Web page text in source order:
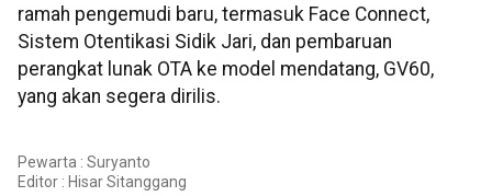
ramah pengemudi baru, termasuk Face Connect,
Sistem Otentikasi Sidik Jari, dan pembaruan
perangkat lunak OTA ke model mendatang, GV60,
yang akan segera dirilis.
Pewarta : Suryanto
Editor : Hisar Sitanggang